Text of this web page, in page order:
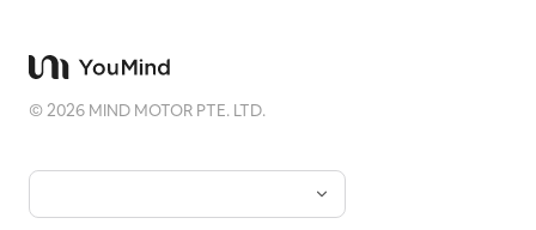
©2026 MIND MOTOR PTE. LTD.